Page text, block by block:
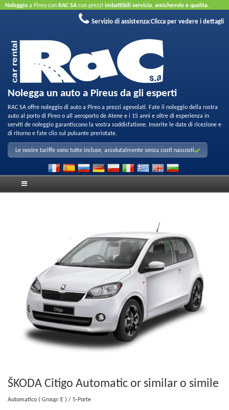
Noleggio a Pireo con RAC SA con prezzi imbattibili servicio, amichevole e qualita.
Prenotate ora per usufruire delle nostre offerte. Senta carta di credito.
Servizio di assistenza:Clicca per vedere i dettagli
Nolegga un auto a Pireus da gli esperti
RAC SA offre noleggio di auto a Pireo a prezzi agevolati. Fate il noleggio della rostra
auto al porto di Pireo o all aeroporto de Atene e i 15 anni e oltre di esperienza in
serviti de noleggio garantiscono la vostra soddisfatione. Inserite le date di ricezione e
di ritorno e fate clio sul pulsante preriotate.
Le nostre tariffe sono tutte incluse, assolutalmente senza costi nascosti
ŠKODA Citigo Automatic or similar o simile
Automatico ( Group: E ) / 5-Porte